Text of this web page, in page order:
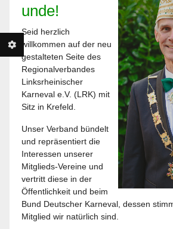
unde!
Seid herzlich
willkommen auf der neu
gestalteten Seite des
Regionalverbandes
Linksrheinischer
Karneval e.V. (LRK) mit
Sitz in Krefeld.
Unser Verband bündelt
und repräsentiert die
Interessen unserer
Mitglieds-Vereine und
vertritt diese in der
Öffentlichkeit und beim
Bund Deutscher Karneval, dessen
Mitglied wir natürlich sind.